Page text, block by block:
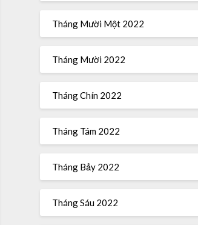
Tháng Mười Một 2022
Tháng Mười 2022
Tháng Chín 2022
Tháng Tám 2022
Tháng Bảy 2022
Tháng Sáu 2022